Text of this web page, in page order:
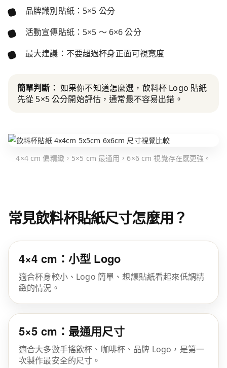
品牌識別貼紙：5×5 公分
活動宣傳貼紙：5×5 ～ 6×6 公分
最大建議：不要超過杯身正面可視寬度
簡單判斷： 如果你不知道怎麼選，飲料杯 Logo 貼紙
先從 5×5 公分開始評估，通常最不容易出錯。
4×4 cm 偏精緻，5×5 cm 最通用，6×6 cm 視覺存在感更強。
常見飲料杯貼紙尺寸怎麼用？
4×4 cm：小型 Logo
適合杯身較小、Logo 簡單、想讓貼紙看起來低調精
緻的情況。
5×5 cm：最通用尺寸
適合大多數手搖飲杯、咖啡杯、品牌 Logo，是第一
次製作最安全的尺寸。